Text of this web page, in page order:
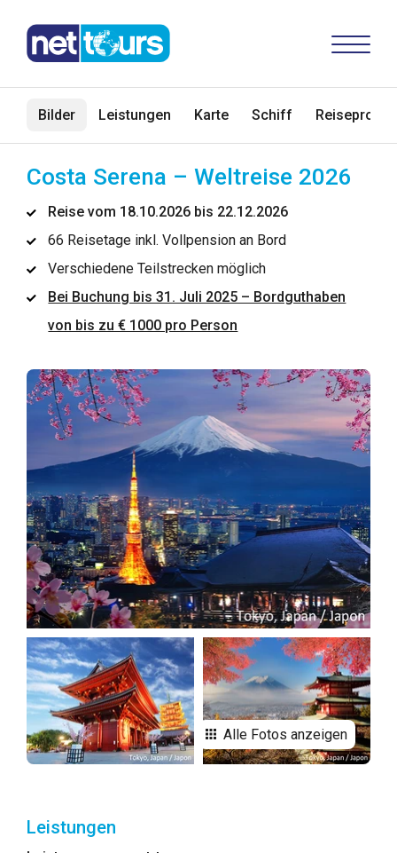
Bilder Leistungen Karte Schiff
Costa Serena – Weltreise 2026
Reise vom 18.10.2026 bis 22.12.2026
66 Reisetage inkl. Vollpension an Bord
Verschiedene Teilstrecken möglich
Bei Buchung bis 31. Juli 2025 – Bordguthaben
von bis zu € 1000 pro Person
Alle Fotos anzeigen
Leistungen